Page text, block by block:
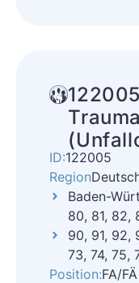
ID:122005
Region
Baden-
80, 81, 82,
90, 91, 92,
73, 74, 75,
Position:FA/FÄ